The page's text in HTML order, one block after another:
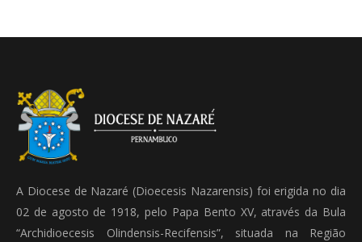
A Diocese de Nazaré (Dioecesis Nazarensis) foi erigida no dia
02 de agosto de 1918, pelo Papa Bento XV, através da Bula
“Archidioecesis Olindensis-Recifensis”, situada na Região